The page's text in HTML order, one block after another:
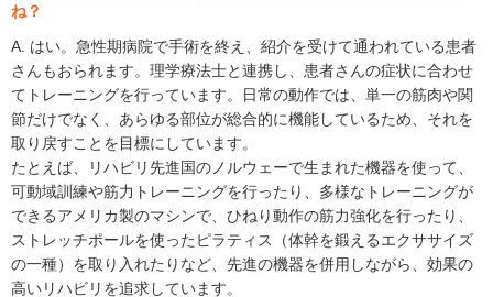
ね？
A. はい。急性期病院で手術を終え、紹介を受けて通われている患者
さんもおられます。理学療法士と連携し、患者さんの症状に合わせ
てトレーニングを行っています。日常の動作では、単一の筋肉や関
節だけでなく、あらゆる部位が総合的に機能しているため、それを
取り戻すことを目標にしています。
たとえば、リハビリ先進国のノルウェーで生まれた機器を使って、
可動域訓練や筋力トレーニングを行ったり、多様なトレーニングが
できるアメリカ製のマシンで、ひねり動作の筋力強化を行ったり、
ストレッチポールを使ったピラティス（体幹を鍛えるエクササイズ
の一種）を取り入れたりなど、先進の機器を併用しながら、効果の
高いリハビリを追求しています。